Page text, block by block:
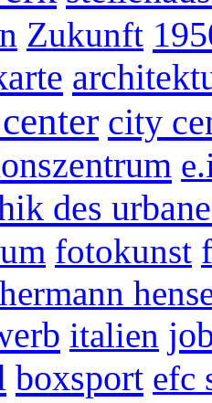
Zukunft
city
des
fotokunst
hermann
italien
boxsport efc